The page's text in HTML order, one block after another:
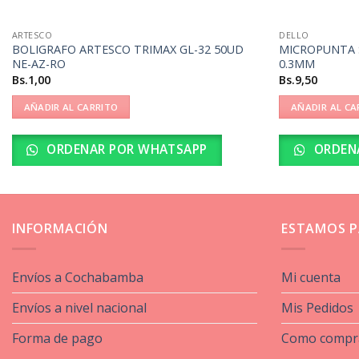
ARTESCO
BOLIGRAFO ARTESCO TRIMAX GL-32 50UD
NE-AZ-RO
Bs.1,00
AÑADIR AL CARRITO
ORDENAR POR WHATSAPP
DELLO
0.3MM
Bs.9,50
AÑADIR AL
INFORMACIÓN
Envíos a Cochabamba
Envíos a nivel nacional
Forma de pago
ESTAMOS
Mi cuenta
Mis Pedidos
Como